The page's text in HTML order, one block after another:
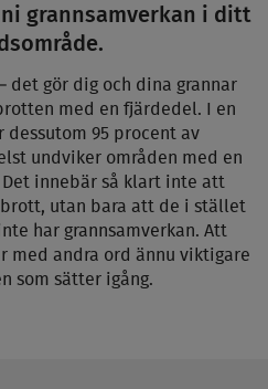
grannsamverkan i ditt
det gör dig och dina grannar
med en fjärdedel. I en
dessutom 95 procent av
undviker områden med en
innebär så klart inte att
utan bara att de i stället
har grannsamverkan. Att
med andra ord ännu viktigare
som sätter igång.